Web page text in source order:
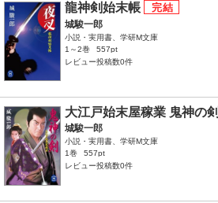
龍神剣始末帳
城駿一郎
小説・実用書、学研M文庫
1～2巻
557pt
レビュー投稿数0件
大江戸始末屋稼業 鬼神の剣
城駿一郎
小説・実用書、学研M文庫
1巻
557pt
レビュー投稿数0件